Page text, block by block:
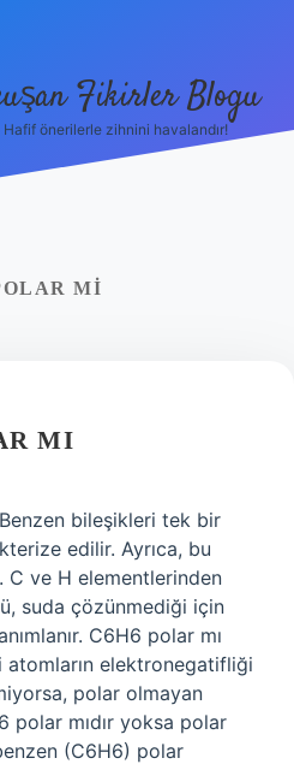
Fikirler Blogu
Hafif önerilerle zihnini havalandır!
MI
MI
bileşikleri tek bir
edilir. Ayrıca, bu
C ve H elementlerinden
suda çözünmediği için
C6H6 polar mı
atomların elektronegatifliği
polar olmayan
polar mıdır yoksa polar
(C6H6) polar